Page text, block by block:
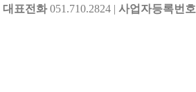
대표전화051.710.2824 | 사업자등록번호